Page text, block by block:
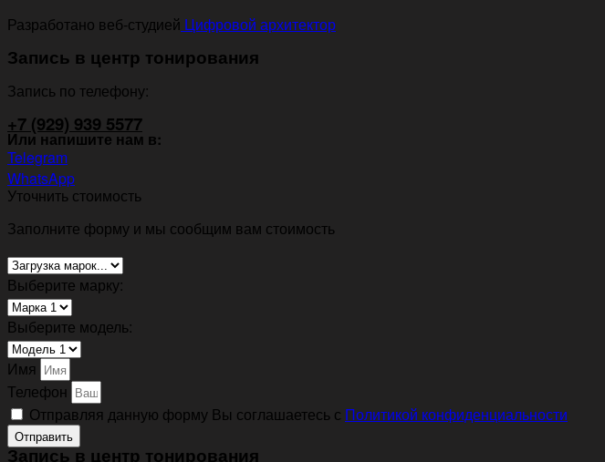
Разработано веб-студией Цифровой архитектор
Запись в центр тонирования
Запись по телефону:
+7 (929) 939 5577
Или напишите нам в:
Telegram
WhatsApp
Уточнить стоимость
Заполните форму и мы сообщим вам стоимость
Выберите марку:
Выберите модель:
Имя
Телефон
Отправляя данную форму Вы соглашаетесь с Политикой конфиденциальности
Отправить
Запись в центр тонирования